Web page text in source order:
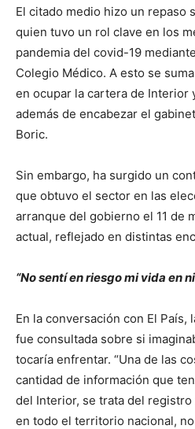
El citado medio hizo un repaso
quien tuvo un rol clave en los
pandemia del covid-19
Colegio Médico. A esto se
en ocupar la cartera de Interior
además de encabezar el
Boric.
Sin embargo, ha surgido un
que obtuvo el sector en las
arranque del gobierno el 11 de
actual, reflejado en distintas
“No sentí en riesgo mi vida en
En la conversación con El País,
fue consultada sobre si
tocaría enfrentar. “Una de las
cantidad de información que
del Interior, se trata del
en todo el territorio nacional,